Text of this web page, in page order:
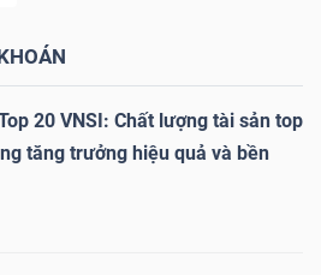
20 VNSI: Chất lượng tài sản top
tăng trưởng hiệu quả và bền